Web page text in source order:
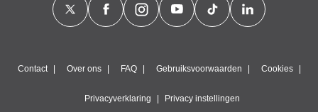
Contact Over ons FAQ Gebruiksvoorwaarden Cookies
Privacyverklaring Privacy instellingen